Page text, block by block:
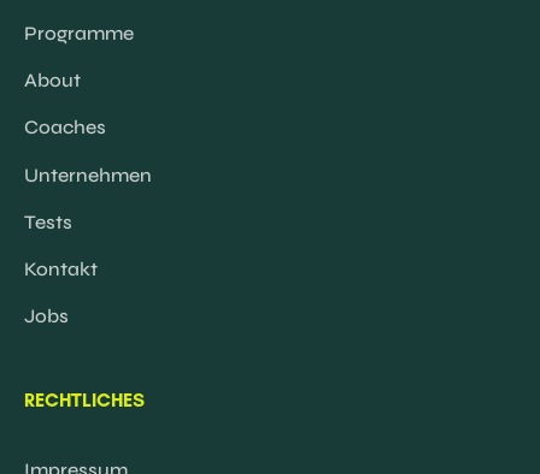
Programme
About
Coaches
Unternehmen
Tests
Kontakt
Jobs
RECHTLICHES